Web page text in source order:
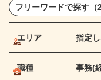
エリア 指定
職種 事務(